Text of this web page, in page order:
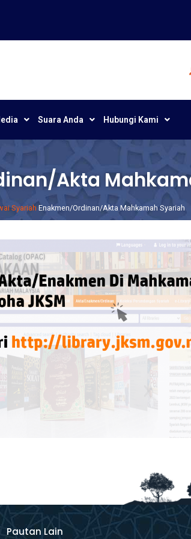
Suara Anda Hubungi Kami
Akta
Syariah Enakmen/Ordinan/Akta Mahkamah Syariah
Pautan Lain